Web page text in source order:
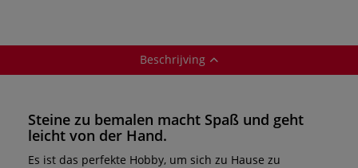
Beschrijving
Steine zu bemalen macht Spaß und geht
leicht von der Hand.
Es ist das perfekte Hobby, um sich zu Hause zu